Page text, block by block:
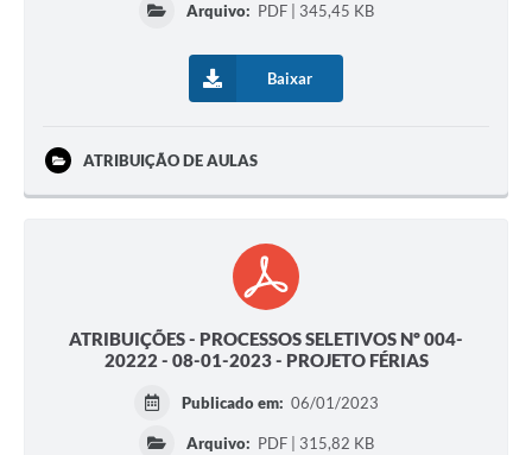
Arquivo: PDF | 345,45 KB
Baixar
ATRIBUIÇÃO DE AULAS
ATRIBUIÇÕES - PROCESSOS SELETIVOS Nº 004-
20222 - 08-01-2023 - PROJETO FÉRIAS
Publicado em: 06/01/2023
Arquivo: PDF | 315,82 KB